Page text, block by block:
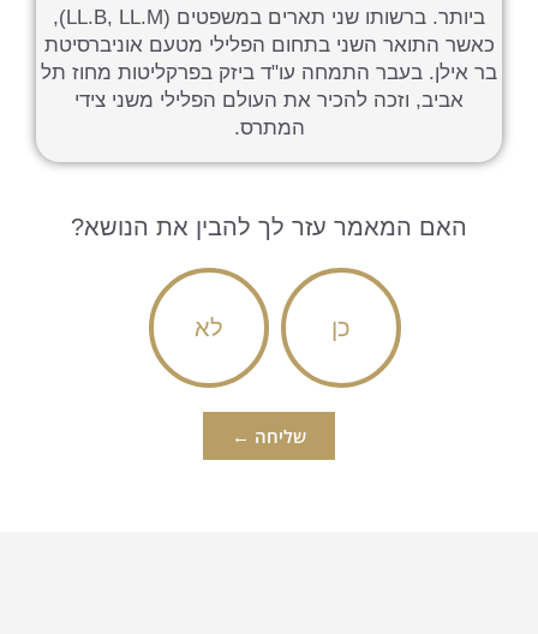
ביותר. ברשותו שני תארים במשפטים (LL.B, LL.M),
כאשר התואר השני בתחום הפלילי מטעם אוניברסיטת
בר אילן. בעבר התמחה עו"ד ביזק בפרקליטות מחוז תל
אביב, וזכה להכיר את העולם הפלילי משני צידי
המתרס.
האם המאמר עזר לך להבין את הנושא?
כן לא
שליחה ←